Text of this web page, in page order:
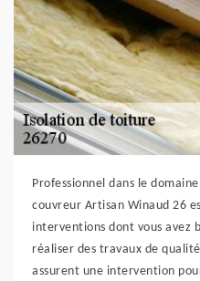
Professionnel dans le
couvreur Artisan Winaud 26
interventions dont vous avez
réaliser des travaux de
assurent une intervention